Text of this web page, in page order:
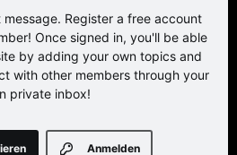
Register a free account
Once signed in, you'll be able
by adding your own topics and
with other members through your
private inbox!
Anmelden